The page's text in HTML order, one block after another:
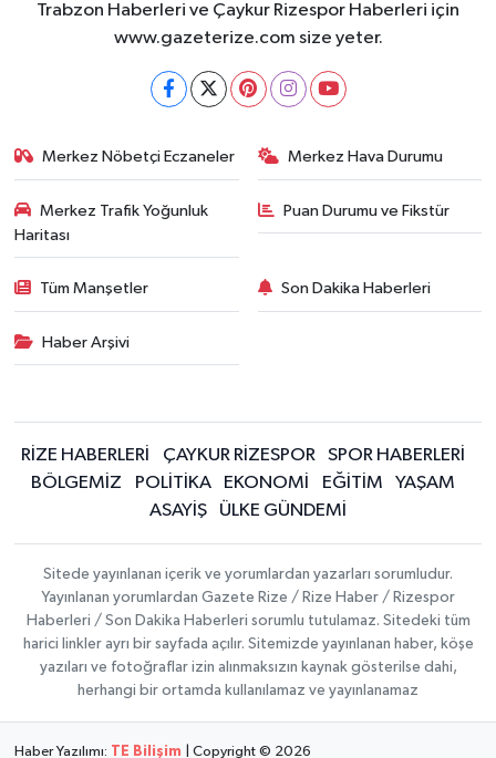
Trabzon Haberleri ve Çaykur Rizespor Haberleri için
www.gazeterize.com size yeter.
Merkez Nöbetçi Eczaneler Merkez Hava Durumu
Merkez Trafik Yoğunluk
Haritası
Puan Durumu ve Fikstür
Tüm Manşetler Son Dakika Haberleri
Haber Arşivi
RİZE HABERLERİ ÇAYKUR RİZESPOR
SPOR HABERLERİ
BÖLGEMİZ
POLİTİKA EKONOMİ EĞİTİM
YAŞAM
ASAYİŞ
ÜLKE GÜNDEMİ
Sitede yayınlanan içerik ve yorumlardan yazarları sorumludur.
Yayınlanan yorumlardan Gazete Rize / Rize Haber / Rizespor
Haberleri / Son Dakika Haberleri sorumlu tutulamaz. Sitedeki tüm
harici linkler ayrı bir sayfada açılır. Sitemizde yayınlanan haber, köşe
yazıları ve fotoğraflar izin alınmaksızın kaynak gösterilse dahi,
herhangi bir ortamda kullanılamaz ve yayınlanamaz
Haber Yazılımı: TE Bilişim | Copyright © 2026